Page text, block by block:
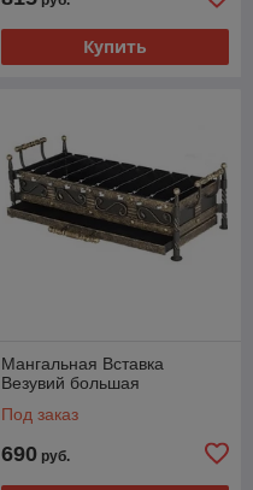
Купить
Мангальная Вставка
Везувий большая
Под заказ
690 руб.